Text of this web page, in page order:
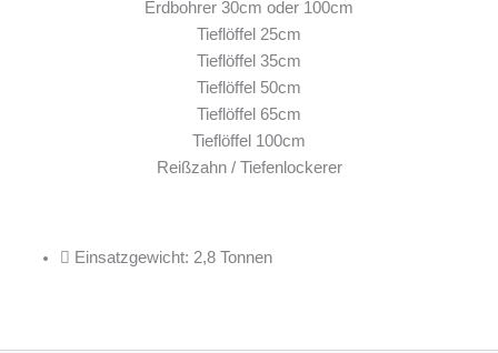
Erdbohrer 30cm oder 100cm
Tieflöffel 25cm
Tieflöffel 35cm
Tieflöffel 50cm
Tieflöffel 65cm
Tieflöffel 100cm
Reißzahn / Tiefenlockerer
Einsatzgewicht: 2,8 Tonnen